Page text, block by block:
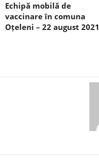
Echipă mobilă de
vaccinare în comuna
Oțeleni – 22 august 2021